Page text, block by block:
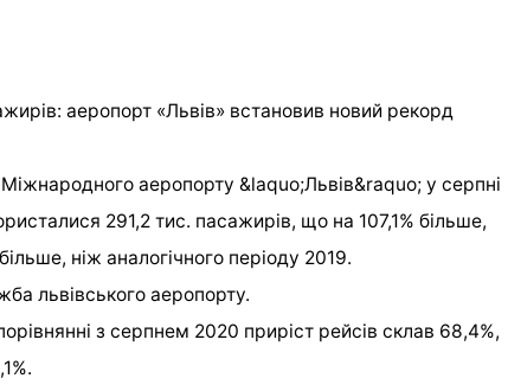
аеропорту &laquo;Львів&raquo; у серпні
291,2 тис. пасажирів, що на 107,1% більше,
ніж аналогічного періоду 2019.
львівського аеропорту.
з серпнем 2020 приріст рейсів склав 68,4%,